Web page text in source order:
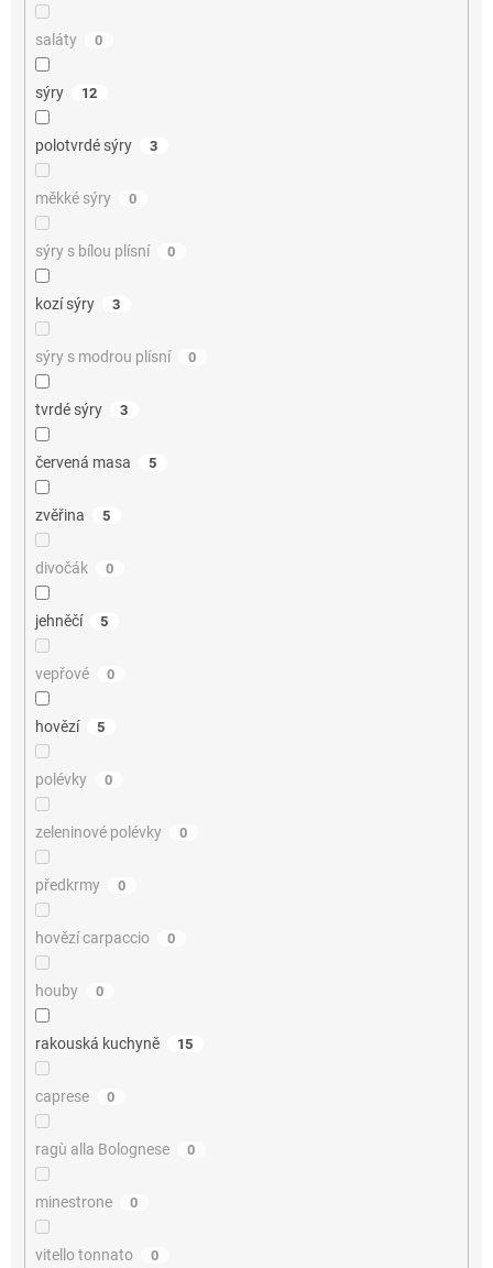
saláty 0
sýry 12
polotvrdé sýry 3
měkké sýry 0
sýry s bílou plísní 0
kozí sýry 3
sýry s modrou plísní 0
tvrdé sýry 3
červená masa 5
zvěřina 5
divočák 0
jehněčí 5
vepřové 0
hovězí 5
polévky 0
zeleninové polévky 0
předkrmy 0
hovězí carpaccio 0
houby 0
rakouská kuchyně 15
caprese 0
ragù alla Bolognese 0
minestrone 0
vitello tonnato 0